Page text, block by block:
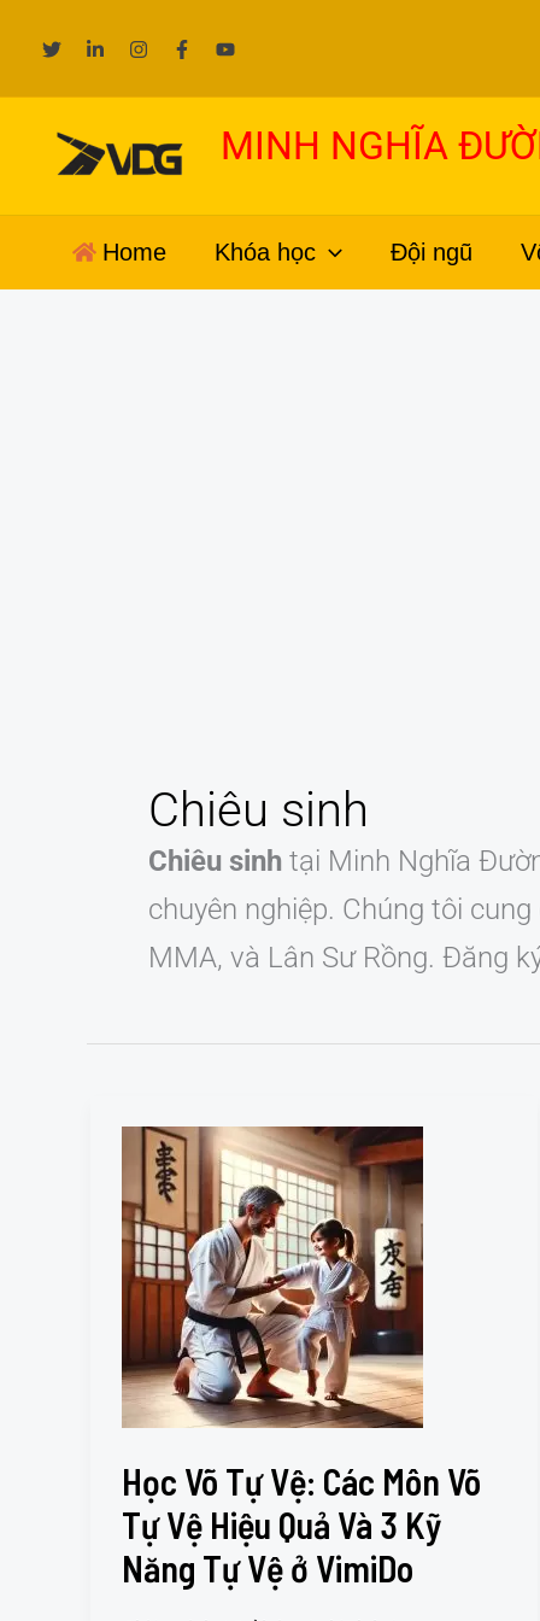
dung
MINH NGHĨA
Home Khóa học Đội ngũ
Chiêu sinh
Chiêu sinh tại Minh Nghĩa
chuyên nghiệp. Chúng tôi
MMA, và Lân Sư Rồng. Đăng
Học Võ Tự Vệ: Các Môn Võ
Tự Vệ Hiệu Quả Và 3 Kỹ
Năng Tự Vệ ở VimiDo
Học
Tự
Vệ:
Các
Môn
Tự
Vệ
Hiệu
Và
3
Kỹ
Năng